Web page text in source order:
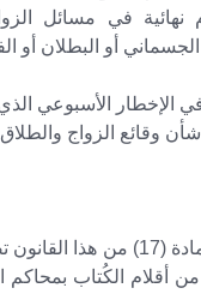
نهائية في مسائل
الجسماني أو البطلان أو
في الإخطار الأسبوعي
وقائع الزواج
استثناءً من حكم المادة (17) من
أقلام الكُتاب بمحاكم